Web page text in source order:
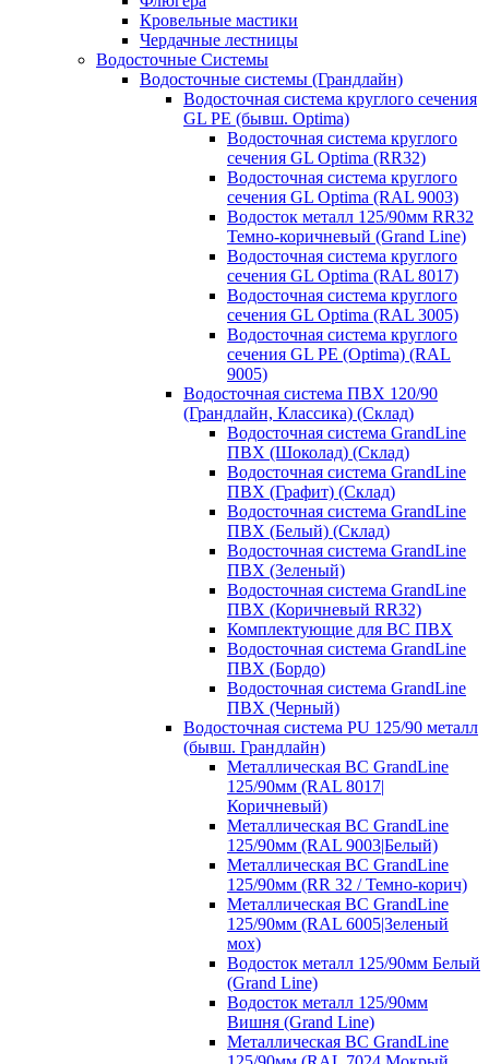
Кровельные мастики
Чердачные лестницы
Водосточные Системы
Водосточные системы (Грандлайн)
Водосточная система круглого сечения
GL PE (бывш. Optima)
Водосточная система круглого
сечения GL Optima (RR32)
Водосточная система круглого
сечения GL Optima (RAL 9003)
Водосток металл 125/90мм RR32
Темно-коричневый (Grand Line)
Водосточная система круглого
сечения GL Optima (RAL 8017)
Водосточная система круглого
сечения GL Optima (RAL 3005)
Водосточная система круглого
сечения GL PE (Optima) (RAL
9005)
Водосточная система ПВХ 120/90
(Грандлайн, Классика) (Склад)
Водосточная система GrandLine
ПВХ (Шоколад) (Склад)
Водосточная система GrandLine
ПВХ (Графит) (Склад)
Водосточная система GrandLine
ПВХ (Белый) (Склад)
Водосточная система GrandLine
ПВХ (Зеленый)
Водосточная система GrandLine
ПВХ (Коричневый RR32)
Комплектующие для ВС ПВХ
Водосточная система GrandLine
ПВХ (Бордо)
Водосточная система GrandLine
ПВХ (Черный)
Водосточная система PU 125/90 металл
(бывш. Грандлайн)
Металлическая ВС GrandLine
125/90мм (RAL 8017|
Коричневый)
Металлическая ВС GrandLine
125/90мм (RAL 9003|Белый)
Металлическая ВС GrandLine
125/90мм (RR 32 / Темно-корич)
Металлическая ВС GrandLine
125/90мм (RAL 6005|Зеленый
мох)
Водосток металл 125/90мм Белый
(Grand Line)
Водосток металл 125/90мм
Вишня (Grand Line)
Металлическая ВС GrandLine